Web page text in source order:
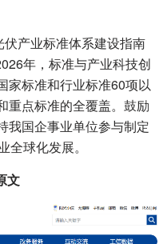
产业标准体系建设指南
年，标准与产业科技创
家标准和行业标准60项以
重点标准的全覆盖。鼓励
我国企事业单位参与制定
球化发展。
文